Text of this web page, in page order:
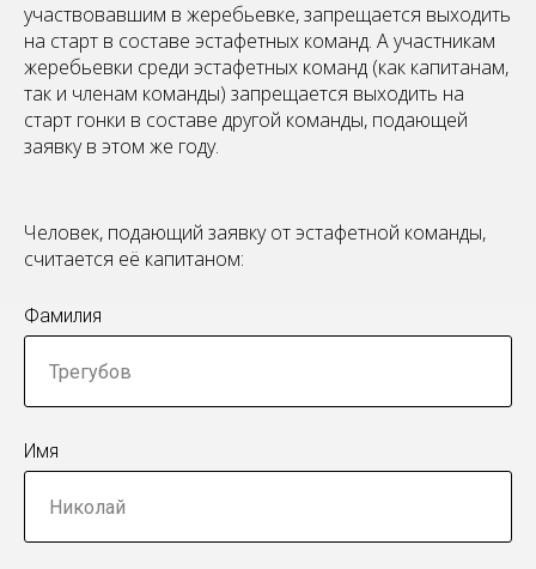
участвовавшим в жеребьевке, запрещается выходить
на старт в составе эстафетных команд. А участникам
жеребьевки среди эстафетных команд (как капитанам,
так и членам команды) запрещается выходить на
старт гонки в составе другой команды, подающей
заявку в этом же году.
Человек, подающий заявку от эстафетной команды,
считается её капитаном:
Фамилия
Имя